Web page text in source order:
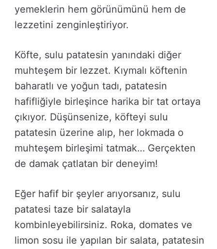
yemeklerin hem görünümünü hem de
lezzetini zenginleştiriyor.
Köfte, sulu patatesin yanındaki diğer
muhteşem bir lezzet. Kıymalı köftenin
baharatlı ve yoğun tadı, patatesin
hafifliğiyle birleşince harika bir tat ortaya
çıkıyor. Düşünsenize, köfteyi sulu
patatesin üzerine alıp, her lokmada o
muhteşem birleşimi tatmak… Gerçekten
de damak çatlatan bir deneyim!
Eğer hafif bir şeyler arıyorsanız, sulu
patatesi taze bir salatayla
kombinleyebilirsiniz. Roka, domates ve
limon sosu ile yapılan bir salata, patatesin